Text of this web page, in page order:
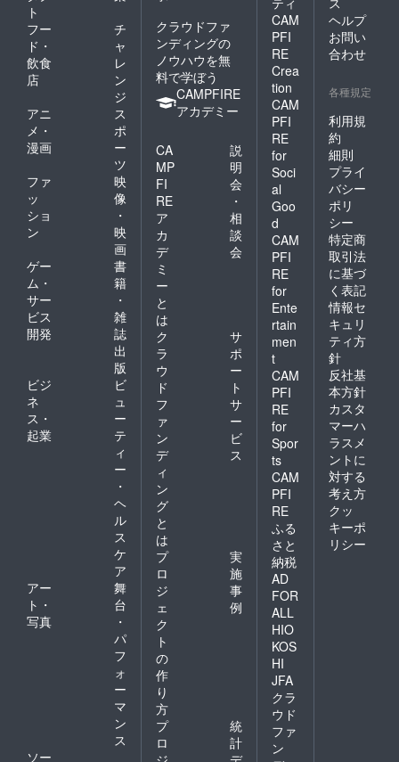
ト
フー
ド・
飲食
店
チ
ャ
レ
ン
ジ
アニ
メ・
漫画
ス
ポ
ー
ツ
ファ
ッ
ショ
ン
映
像
・
映
画
ゲー
ム・
サー
ビス
開発
書
籍
・
雑
誌
出
版
ビジ
ネ
ス・
起業
ビ
ュ
ー
テ
ィ
ー
・
ヘ
ル
ス
ケ
ア
アー
ト・
写真
舞
台
・
パ
フ
ォ
ー
マ
ン
ス
ソー
クラウドファ
ンディングの
ノウハウを無
料で学ぼう
CAMPFIRE
アカデミー
CA
MP
FI
RE
ア
カ
デ
ミ
ー
と
は
説
明
会
・
相
談
会
ク
ラ
ウ
ド
フ
ァ
ン
デ
ィ
ン
グ
と
は
サ
ポ
ー
ト
サ
ー
ビ
ス
プ
ロ
ジ
ェ
ク
ト
の
作
り
方
実
施
事
例
プ
ロ
統
計
CAM
PFI
RE
Crea
tion
CAM
PFI
RE
for
Soci
al
Goo
d
CAM
PFI
RE
for
Ente
rtain
men
t
CAM
PFI
RE
for
Spor
ts
CAM
PFI
RE
ふる
さと
納税
AD
FOR
ALL
HIO
KOS
HI
JFA
クラ
ウド
ファ
ン
ヘルプ
お問い
合わせ
各種規定
利用規
約
細則
プライ
バシー
ポリ
シー
特定商
取引法
に基づ
く表記
情報セ
キュリ
ティ方
針
反社基
本方針
カスタ
マーハ
ラスメ
ントに
対する
考え方
クッ
キーポ
リシー